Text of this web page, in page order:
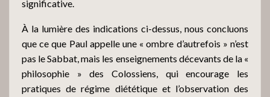
significative.
À la lumière des indications ci-dessus, nous concluons
que ce que Paul appelle une « ombre d’autrefois » n’est
pas le Sabbat, mais les enseignements décevants de la «
philosophie » des Colossiens, qui encourage les
pratiques de régime diététique et l’observation des